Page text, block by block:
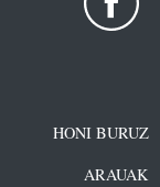
HONI BURUZ
ARAUAK